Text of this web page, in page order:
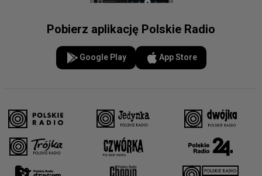
Pobierz aplikację Polskie Radio
Google Play App Store